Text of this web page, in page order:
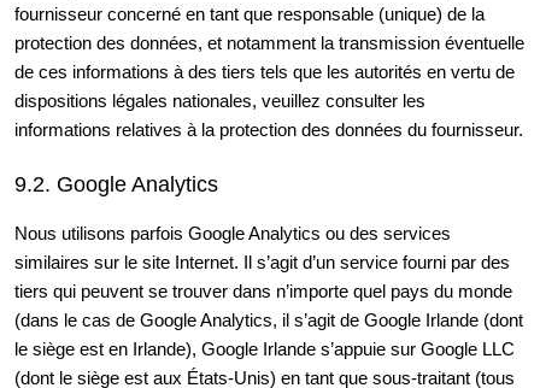
fournisseur concerné en tant que responsable (unique) de la
protection des données, et notamment la transmission éventuelle
de ces informations à des tiers tels que les autorités en vertu de
dispositions légales nationales, veuillez consulter les
informations relatives à la protection des données du fournisseur.
9.2. Google Analytics
Nous utilisons parfois Google Analytics ou des services
similaires sur le site Internet. Il s’agit d’un service fourni par des
tiers qui peuvent se trouver dans n’importe quel pays du monde
(dans le cas de Google Analytics, il s’agit de Google Irlande (dont
le siège est en Irlande), Google Irlande s’appuie sur Google LLC
(dont le siège est aux États-Unis) en tant que sous-traitant (tous